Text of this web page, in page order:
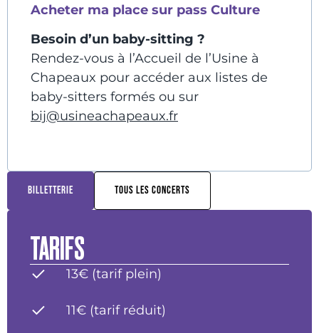
Acheter ma place sur pass Culture
Besoin d’un baby-sitting ?
Rendez-vous à l’Accueil de l’Usine à
Chapeaux pour accéder aux listes de
baby-sitters formés ou sur
bij@usineachapeaux.fr
BILLETTERIE TOUS LES CONCERTS
TARIFS
13€ (tarif plein)
11€ (tarif réduit)